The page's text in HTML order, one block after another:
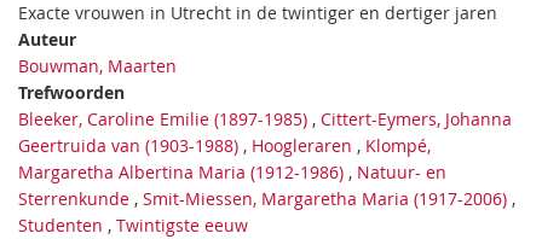
Exacte vrouwen in Utrecht in de twintiger en dertiger jaren
Auteur
Bouwman, Maarten
Trefwoorden
Bleeker, Caroline Emilie (1897-1985) , Cittert-Eymers, Johanna
Geertruida van (1903-1988) , Hoogleraren , Klompé,
Margaretha Albertina Maria (1912-1986) , Natuur- en
Sterrenkunde , Smit-Miessen, Margaretha Maria (1917-2006) ,
Studenten , Twintigste eeuw